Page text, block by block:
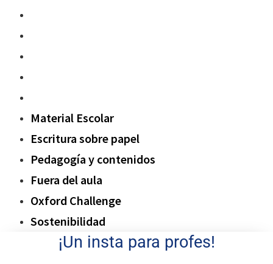
Material Escolar
Escritura sobre papel
Pedagogía y contenidos
Fuera del aula
Oxford Challenge
Sostenibilidad
¡Un insta para profes!